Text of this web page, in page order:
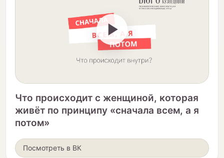
Что происходит с женщиной, которая
живёт по принципу «сначала всем, а я
потом»
Посмотреть в ВК